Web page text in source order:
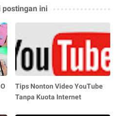
ini
Tips Nonton Video YouTube
Tanpa Kuota Internet